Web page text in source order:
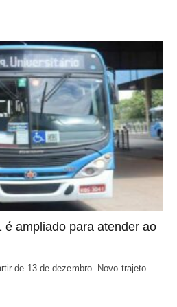
é ampliado para atender ao
de 13 de dezembro. Novo trajeto